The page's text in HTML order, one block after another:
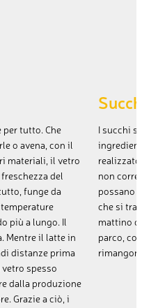
tutto. Che
o avena, con il
materiali, il vetro
del
funge da
più a lungo. Il
Mentre il latte in
distanze prima
spesso
dalla produzione
Grazie a ciò, i
I succhi
non
possano
che si
mattino o
parco,